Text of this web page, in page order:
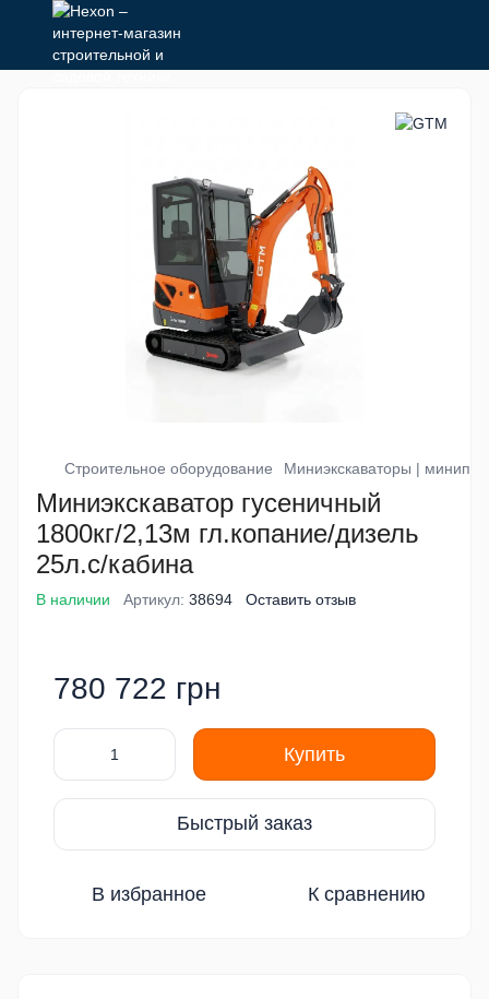
Строительное оборудование Миниэкскаваторы |
Миниэкскаватор гусеничный
1800кг/2,13м гл.копание/дизель
25л.с/кабина
В наличии Артикул: 38694 Оставить отзыв
780 722 грн
Купить
Быстрый заказ
В избранное К сравнению